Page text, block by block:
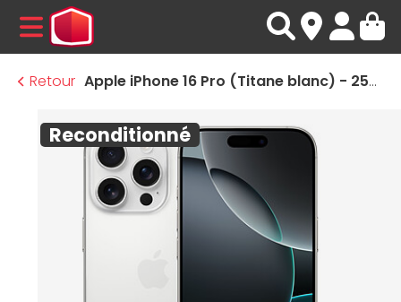
MENU
Retour
Apple iPhone 16 Pro (Titane blanc) - 256 Go · Reconditionné
Reconditionné